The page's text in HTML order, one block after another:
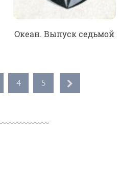
Океан. Выпуск седьмой
4 5